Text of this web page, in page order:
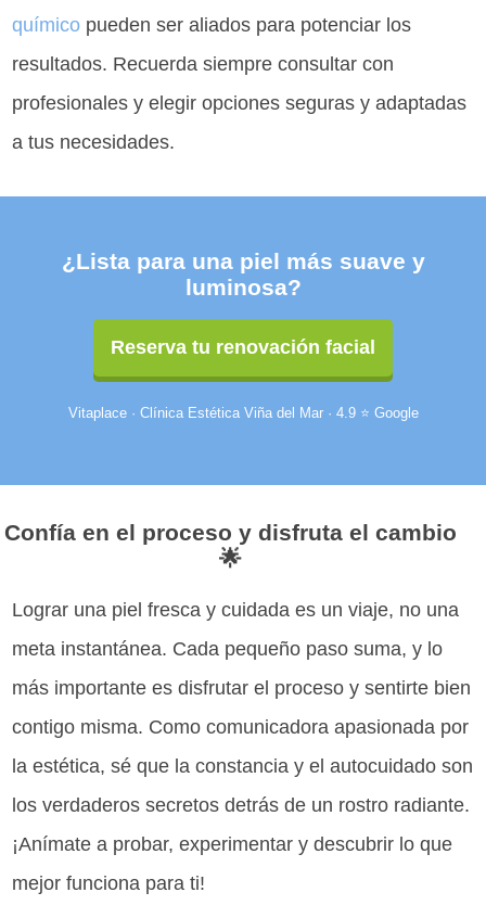
químico pueden ser aliados para potenciar los
resultados. Recuerda siempre consultar con
profesionales y elegir opciones seguras y adaptadas
a tus necesidades.
¿Lista para una piel más suave y
luminosa?
Reserva tu renovación facial
Vitaplace · Clínica Estética Viña del Mar · 4.9 ⭐ Google
Confía en el proceso y disfruta el cambio
🌟
Lograr una piel fresca y cuidada es un viaje, no una
meta instantánea. Cada pequeño paso suma, y lo
más importante es disfrutar el proceso y sentirte bien
contigo misma. Como comunicadora apasionada por
la estética, sé que la constancia y el autocuidado son
los verdaderos secretos detrás de un rostro radiante.
¡Anímate a probar, experimentar y descubrir lo que
mejor funciona para ti!